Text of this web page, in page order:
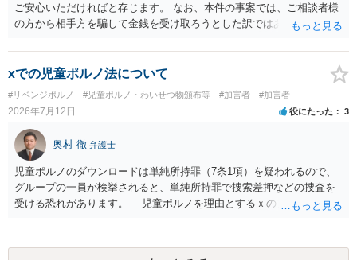
ご安心いただければと存じます。 なお、本件の事案では、ご相談者様
の方から相手方を騙して金銭を受け取ろうとした訳ではありませんの
xでの児童ポルノ法について
#リベンジポルノ #児童ポルノ・わいせつ物頒布等 #加害者 #加害者
2026年7月12日 役にたった 3
奥村 徹 弁護士
児童ポルノのダウンロードは単純所持罪（7条1項）を疑われるので、
グループの一員が検挙されると、単純所持罪で捜索差押などの捜査を
受ける恐れがあります。 児童ポルノを理由とするｘのアカウント凍
は珍しくない）、これも捜索差押を受けるおそれがあります